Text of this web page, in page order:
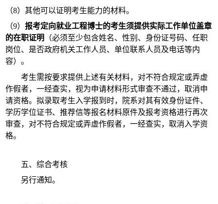
（8）其他可以证明考生能力的材料。
（9）报考定向就业工程博士的考生须提供实际工作单位盖章
的在职证明
（必须至少包含姓名、性别、身份证号码、任职
岗位、是否政府机关工作人员、单位联系人员及电话等内
容）。
考生需按要求提供上述有关材料，对不符合规定或弄虚
作假者，一经查实，视为申请材料形式审查不通过，取消申
请资格。拟录取考生入学报到时，院系对其有效身份证件、
学历学位证书、推荐信等报名材料原件及报考资格进行再次
审查，对不符合规定或弄虚作假者，一经查实，取消入学资
格。
五、综合考核
另行通知。